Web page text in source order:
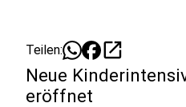
Teilen: open_in_new
Neue
eröffnet